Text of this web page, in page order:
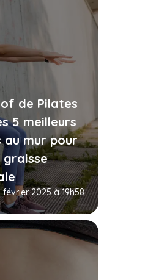
de Pilates
5 meilleurs
au mur pour
2025 à 19h58